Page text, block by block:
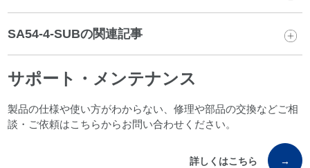
SA54-4-SUBの関連記事
サポート・メンテナンス
製品の仕様や使い方がわからない、修理や部品の交換などご相
談・ご依頼はこちらからお問い合わせください。
詳しくはこちら →